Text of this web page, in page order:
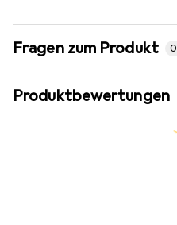
Fragen zum Produkt 0
Produktbewertungen